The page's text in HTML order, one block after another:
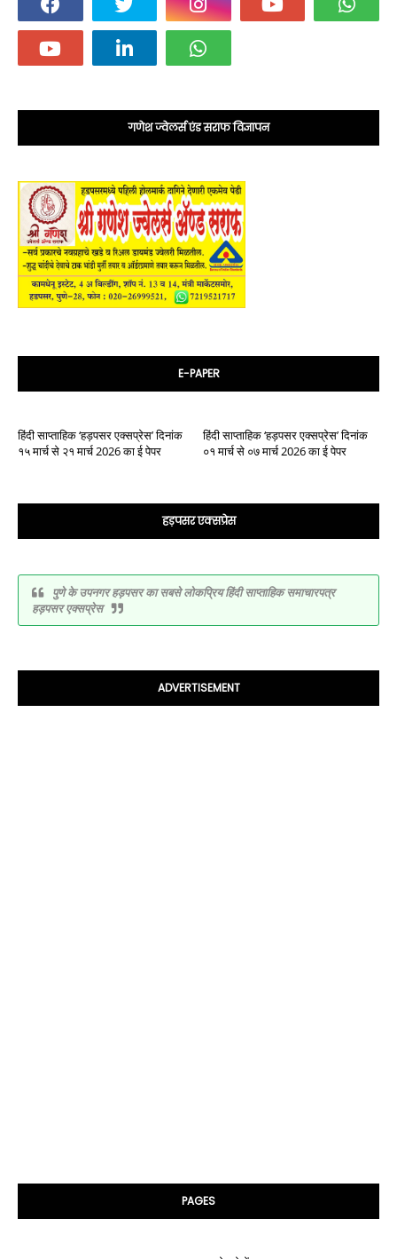
गणेश ज्वेलर्स एंड सराफ विज्ञापन
E-PAPER
हिंदी साप्ताहिक ‘हड़पसर एक्सप्रेस’ दिनांक
१५ मार्च से २१ मार्च 2026 का ई पेपर
हिंदी साप्ताहिक ‘हड़पसर एक्सप्रेस’ दिनांक
०१ मार्च से ०७ मार्च 2026 का ई पेपर
हड़पसर एक्सप्रेस
पुणे के उपनगर हड़पसर का सबसे लोकप्रिय हिंदी साप्ताहिक समाचारपत्र
हड़पसर एक्सप्रेस
ADVERTISEMENT
PAGES